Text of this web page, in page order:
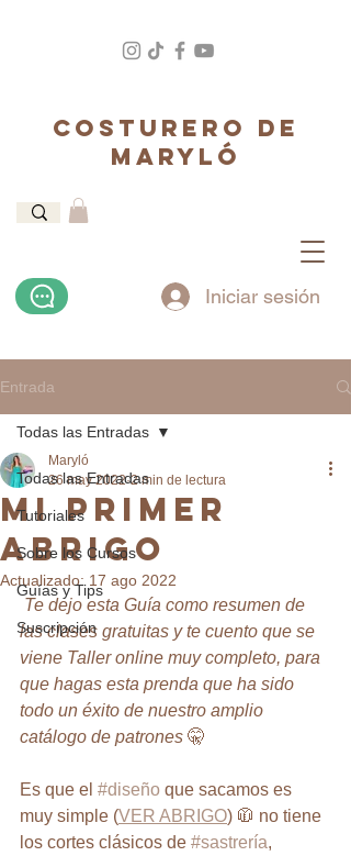
COSTURERO DE
MARYLÓ
Iniciar sesión
Entrada
Todas las Entradas
Tutoriales
Sobre los Cursos
Guías y Tips
Suscripción
Todas las Entradas
Mi primer
abrigo
Maryló
26 may 2022 2 min de lectura
Actualizado: 17 ago 2022
las clases gratuitas y te cuento que se
viene Taller online muy completo, para
que hagas esta prenda que ha sido
todo un éxito de nuestro amplio
catálogo de patrones 🤫
Es que el #diseño que sacamos es
muy simple (VER ABRIGO) 🧥 no tiene
los cortes clásicos de #sastrería,